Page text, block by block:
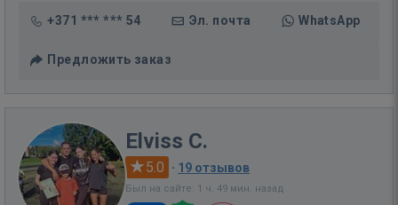
+371 *** *** 54 Эл. почта WhatsApp
Предложить заказ
Elviss C.
5.0 · 19 отзывов
Был на сайте: 1 ч. 49 мин. назад